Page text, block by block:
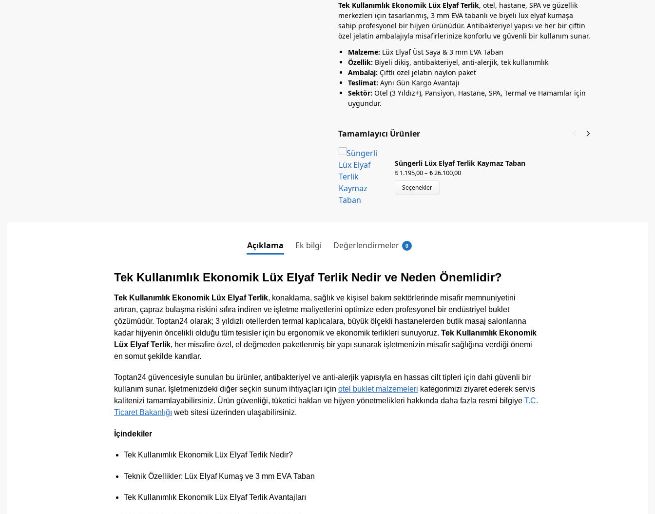
Tek Kullanımlık Ekonomik Lüx Elyaf Terlik, otel, hastane, SPA ve güzellik
merkezleri için tasarlanmış, 3 mm EVA tabanlı ve biyeli lüx elyaf kumaşa
sahip profesyonel bir hijyen ürünüdür. Antibakteriyel yapısı ve her bir çiftin
özel jelatin ambalajıyla misafirlerinize konforlu ve güvenli bir kullanım sunar.
Malzeme: Lüx Elyaf Üst Saya & 3 mm EVA Taban
Özellik: Biyeli dikiş, antibakteriyel, anti-alerjik, tek kullanımlık
Ambalaj: Çiftli özel jelatin naylon paket
Teslimat: Aynı Gün Kargo Avantajı
Sektör: Otel (3 Yıldız+), Pansiyon, Hastane, SPA, Termal ve Hamamlar için
uygundur.
Tamamlayıcı Ürünler
Süngerli Lüx Elyaf Terlik Kaymaz Taban
₺1.195,00– ₺26.100,00
Seçenekler
Açıklama Ek bilgi Değerlendirmeler 0
Tek Kullanımlık Ekonomik Lüx Elyaf Terlik Nedir ve Neden Önemlidir?
Tek Kullanımlık Ekonomik Lüx Elyaf Terlik, konaklama, sağlık ve kişisel bakım sektörlerinde misafir memnuniyetini
artıran, çapraz bulaşma riskini sıfıra indiren ve işletme maliyetlerini optimize eden profesyonel bir endüstriyel buklet
çözümüdür. Toptan24 olarak; 3 yıldızlı otellerden termal kaplıcalara, büyük ölçekli hastanelerden butik masaj salonlarına
kadar hijyenin öncelikli olduğu tüm tesisler için bu ergonomik ve ekonomik terlikleri sunuyoruz. Tek Kullanımlık Ekonomik
Lüx Elyaf Terlik, her misafire özel, el değmeden paketlenmiş bir yapı sunarak işletmenizin misafir sağlığına verdiği önemi
en somut şekilde kanıtlar.
Toptan24 güvencesiyle sunulan bu ürünler, antibakteriyel ve anti-alerjik yapısıyla en hassas cilt tipleri için dahi güvenli bir
kullanım sunar. İşletmenizdeki diğer seçkin sunum ihtiyaçları için otel buklet malzemeleri kategorimizi ziyaret ederek servis
kalitenizi tamamlayabilirsiniz. Ürün güvenliği, tüketici hakları ve hijyen yönetmelikleri hakkında daha fazla resmi bilgiye T.C.
Ticaret Bakanlığı web sitesi üzerinden ulaşabilirsiniz.
İçindekiler
Tek Kullanımlık Ekonomik Lüx Elyaf Terlik Nedir?
Teknik Özellikler: Lüx Elyaf Kumaş ve 3 mm EVA Taban
Tek Kullanımlık Ekonomik Lüx Elyaf Terlik Avantajları